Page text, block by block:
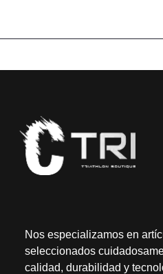
Nos especializamos en
seleccionados
calidad, durabilidad y